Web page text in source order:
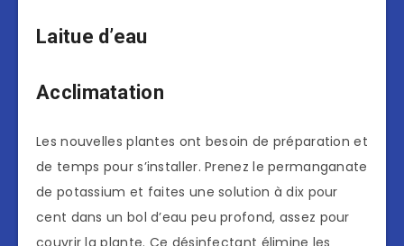
Laitue d’eau
Acclimatation
Les nouvelles plantes ont besoin de préparation et
de temps pour s’installer. Prenez le permanganate
de potassium et faites une solution à dix pour
cent dans un bol d’eau peu profond, assez pour